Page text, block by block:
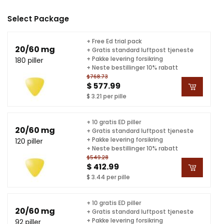
Select Package
20/60 mg
180 piller
$768.73
$ 577.99
$ 3.21 per pille
+ Free Ed trial pack
+ Gratis standard luftpost tjeneste
+ Pakke levering forsikring
+ Neste bestillinger 10% rabatt
20/60 mg
120 piller
$549.28
$ 412.99
$ 3.44 per pille
+ 10 gratis ED piller
+ Gratis standard luftpost tjeneste
+ Pakke levering forsikring
+ Neste bestillinger 10% rabatt
20/60 mg
92 piller
+ 10 gratis ED piller
+ Gratis standard luftpost tjeneste
+ Pakke levering forsikring